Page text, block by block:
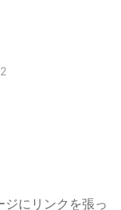
ジにリンクを張っ